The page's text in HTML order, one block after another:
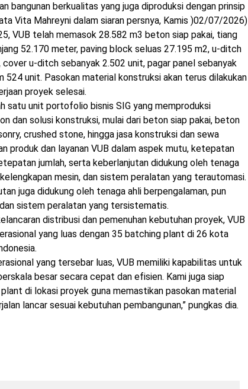
bangunan berkualitas yang juga diproduksi dengan prinsip
Vita Mahreyni dalam siaran persnya, Kamis )02/07/2026)
VUB telah memasok 28.582 m3 beton siap pakai, tiang
52.170 meter, paving block seluas 27.195 m2, u-ditch
cover u-ditch sebanyak 2.502 unit, pagar panel sebanyak
524 unit. Pasokan material konstruksi akan terus dilakukan
proyek selesai.
satu unit portofolio bisnis SIG yang memproduksi
dan solusi konstruksi, mulai dari beton siap pakai, beton
crushed stone, hingga jasa konstruksi dan sewa
produk dan layanan VUB dalam aspek mutu, ketepatan
jumlah, serta keberlanjutan didukung oleh tenaga
mesin, dan sistem peralatan yang terautomasi.
juga didukung oleh tenaga ahli berpengalaman, pun
sistem peralatan yang tersistematis.
distribusi dan pemenuhan kebutuhan proyek, VUB
yang luas dengan 35 batching plant di 26 kota
yang tersebar luas, VUB memiliki kapabilitas untuk
besar secara cepat dan efisien. Kami juga siap
di lokasi proyek guna memastikan pasokan material
lancar sesuai kebutuhan pembangunan,” pungkas dia.